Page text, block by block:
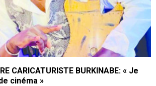
CARICATURISTE BURKINABE: « Je
cinéma »